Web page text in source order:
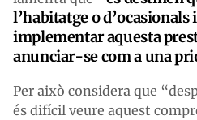
l’habitatge o d’ocasionals
implementar aquesta
anunciar-se com a una
Per això considera que
és difícil veure aquest